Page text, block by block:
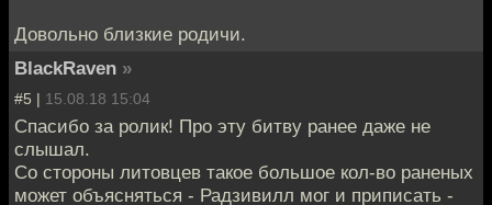
Довольно близкие родичи.
BlackRaven »
#5 | 15.08.18 15:04
Спасибо за ролик! Про эту битву ранее даже не
слышал.
Со стороны литовцев такое большое кол-во раненых
может объясняться - Радзивилл мог и приписать -